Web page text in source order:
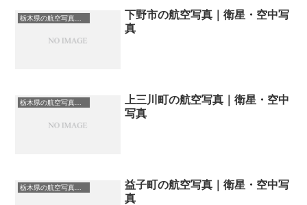
下野市の航空写真｜衛星・空中写
真
栃木県の航空写真・空中写真
上三川町の航空写真｜衛星・空中
写真
益子町の航空写真｜衛星・空中写
真